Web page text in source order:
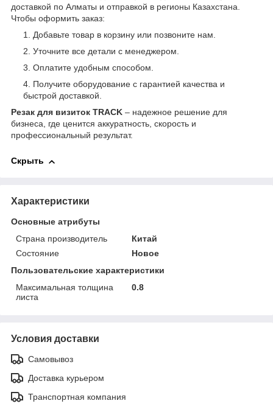
доставкой по Алматы и отправкой в регионы Казахстана.
Чтобы оформить заказ:
Добавьте товар в корзину или позвоните нам.
Уточните все детали с менеджером.
Оплатите удобным способом.
Получите оборудование с гарантией качества и
быстрой доставкой.
Резак для визиток TRACK – надежное решение для
бизнеса, где ценится аккуратность, скорость и
профессиональный результат.
Скрыть
Характеристики
Основные атрибуты
Страна производитель
Китай
Состояние
Новое
Пользовательские характеристики
Максимальная толщина
листа
0.8
Условия доставки
Самовывоз
Доставка курьером
Транспортная компания